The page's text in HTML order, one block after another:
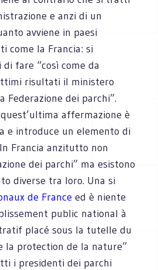
e anzi di un
avviene in paesi
come la Francia: si
fare “così come da
risultati il ministero
Federazione dei parchi”.
affermazione è
e introduce un elemento di
Francia anzitutto non
dei parchi” ma esistono
diverse tra loro. Una si
de France ed è niente
public national à
placé sous la tutelle du
la protection de la nature”
i presidenti dei parchi